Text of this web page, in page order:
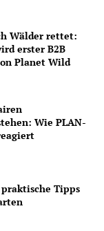
Wälder rettet:
erster B2B
Planet Wild
Wie PLAN-
Tipps